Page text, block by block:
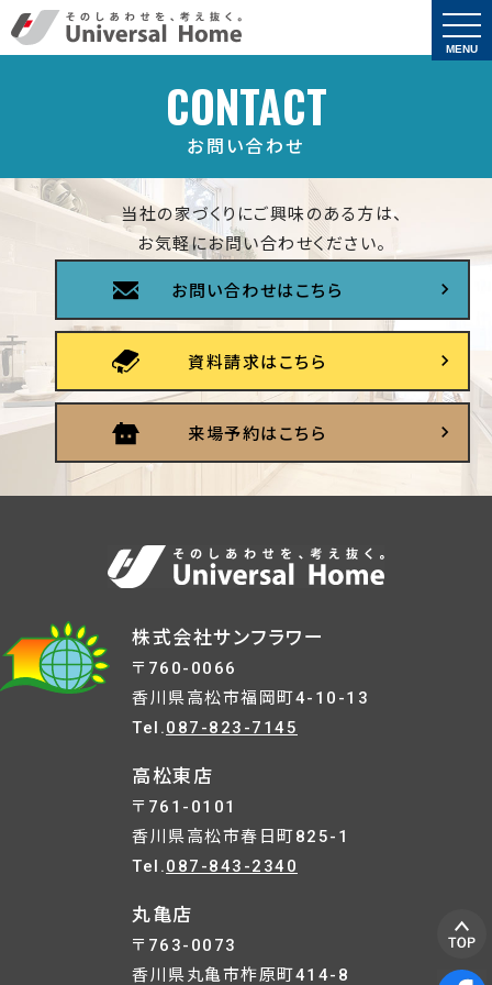
CONTACT
お問い合わせ
当社の家づくりにご興味のある方は、
お気軽にお問い合わせください。
お問い合わせはこちら
資料請求はこちら
来場予約はこちら
株式会社サンフラワー
〒760-0066
香川県高松市福岡町4-10-13
Tel.087-823-7145
高松東店
〒761-0101
香川県高松市春日町825-1
Tel.087-843-2340
丸亀店
〒763-0073
香川県丸亀市柞原町414-8
MENU